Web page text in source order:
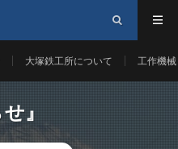
大塚鉄工所について 工作機
』